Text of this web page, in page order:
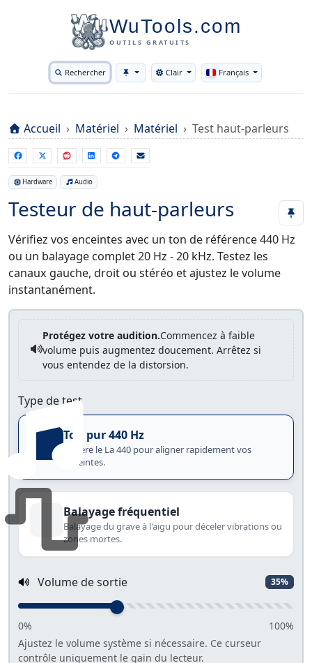
WuTools.com
OUTILS GRATUITS
Rechercher Toggle theme
Clair Français
Accueil Matériel Matériel Test haut-parleurs
Hardware Audio
Testeur de haut-parleurs
Vérifiez vos enceintes avec un ton de référence 440 Hz
ou un balayage complet 20 Hz - 20 kHz. Testez les
canaux gauche, droit ou stéréo et ajustez le volume
instantanément.
Protégez votre audition.Commencez à faible
volume puis augmentez doucement. Arrêtez si
vous entendez de la distorsion.
Type de test
Ton pur 440 Hz
Génère le La 440 pour aligner rapidement vos
enceintes.
Balayage fréquentiel
Balayage du grave à l'aigu pour déceler vibrations ou
zones mortes.
Volume de sortie 35%
0%
100%
Ajustez le volume système si nécessaire. Ce curseur
contrôle uniquement le gain du lecteur.